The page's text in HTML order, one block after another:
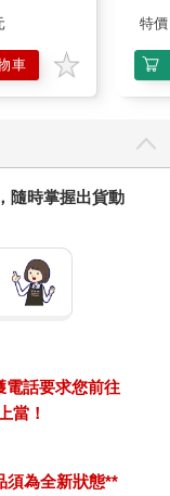
車
特價
隨時掌握出貨動
電話要求您前往
當！
須為全新狀態**